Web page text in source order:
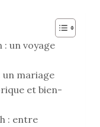
: un voyage
un mariage
et bien-
: entre